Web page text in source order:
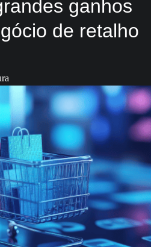
ganhos
de retalho